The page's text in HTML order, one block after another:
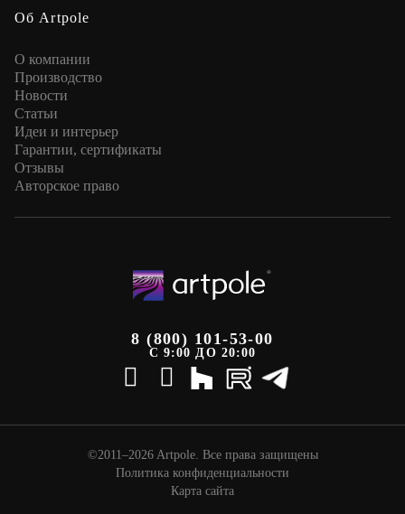
Об Artpole
О компании
Производство
Новости
Статьи
Идеи и интерьер
Гарантии, сертификаты
Отзывы
Авторское право
8 (800) 101-53-00
С 9:00 ДО 20:00
©2011–2026 Artpole. Все права защищены
Политика конфиденциальности
Карта сайта